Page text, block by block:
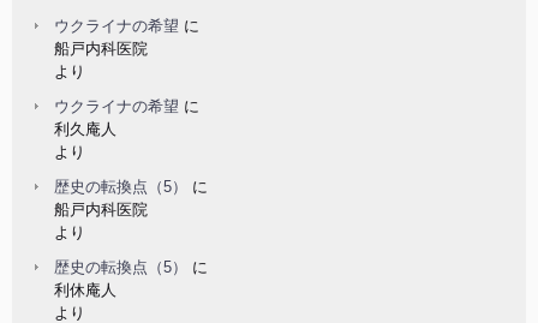
ウクライナの希望 に
船戸内科医院
より
ウクライナの希望 に
利久庵人
より
歴史の転換点（5）
に
船戸内科医院
より
歴史の転換点（5）
に
利休庵人
より